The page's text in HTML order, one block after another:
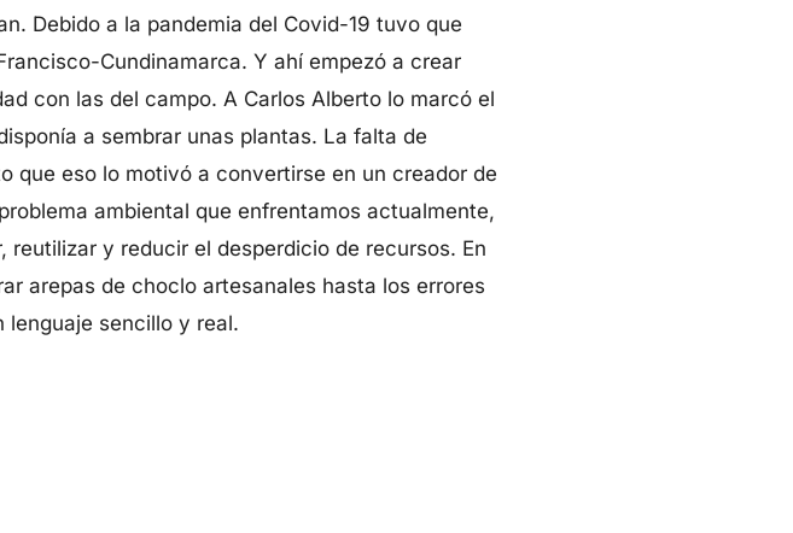
Debido a la pandemia del Covid-19 tuvo que
Cundinamarca. Y ahí empezó a crear
con las del campo. A Carlos Alberto lo marcó el
a sembrar unas plantas. La falta de
que eso lo motivó a convertirse en un creador de
ambiental que enfrentamos actualmente,
y reducir el desperdicio de recursos. En
arepas de choclo artesanales hasta los errores
lenguaje sencillo y real.